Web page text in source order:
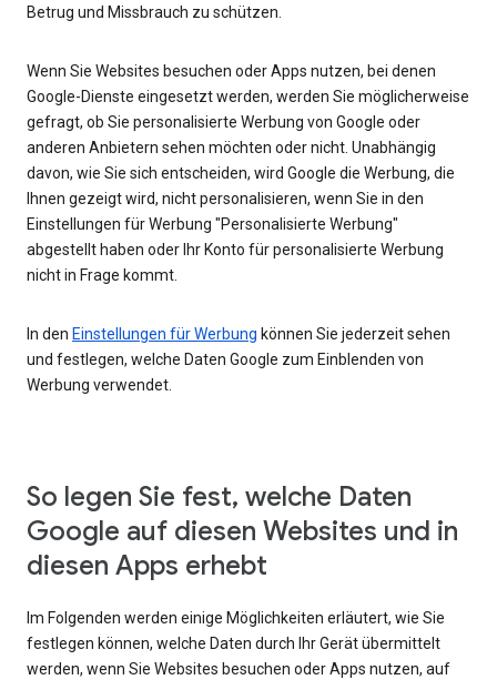
Betrug und Missbrauch zu schützen.
Wenn Sie Websites besuchen oder Apps nutzen, bei denen
Google-Dienste eingesetzt werden, werden Sie möglicherweise
gefragt, ob Sie personalisierte Werbung von Google oder
anderen Anbietern sehen möchten oder nicht. Unabhängig
davon, wie Sie sich entscheiden, wird Google die Werbung, die
Ihnen gezeigt wird, nicht personalisieren, wenn Sie in den
Einstellungen für Werbung "Personalisierte Werbung"
abgestellt haben oder Ihr Konto für personalisierte Werbung
nicht in Frage kommt.
In den Einstellungen für Werbung können Sie jederzeit sehen
und festlegen, welche Daten Google zum Einblenden von
Werbung verwendet.
So legen Sie fest, welche Daten
Google auf diesen Websites und in
diesen Apps erhebt
Im Folgenden werden einige Möglichkeiten erläutert, wie Sie
festlegen können, welche Daten durch Ihr Gerät übermittelt
werden, wenn Sie Websites besuchen oder Apps nutzen, auf